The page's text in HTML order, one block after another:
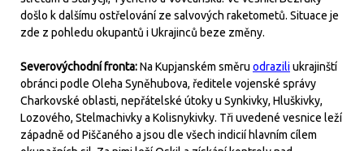
došlo k dalšímu ostřelování ze salvových raketometů. Situace je
zde z pohledu okupantů i Ukrajinců beze změny.
Severovýchodní fronta:Na Kupjanském směru odraziliukrajinští
obránci podle Oleha Syněhubova, ředitele vojenské správy
Charkovské oblasti, nepřátelské útoky u Synkivky, Hluškivky,
Lozového, Stelmachivky a Kolisnykivky. Tři uvedené vesnice leží
západně od Piščaného a jsou dle všech indicií hlavním cílem